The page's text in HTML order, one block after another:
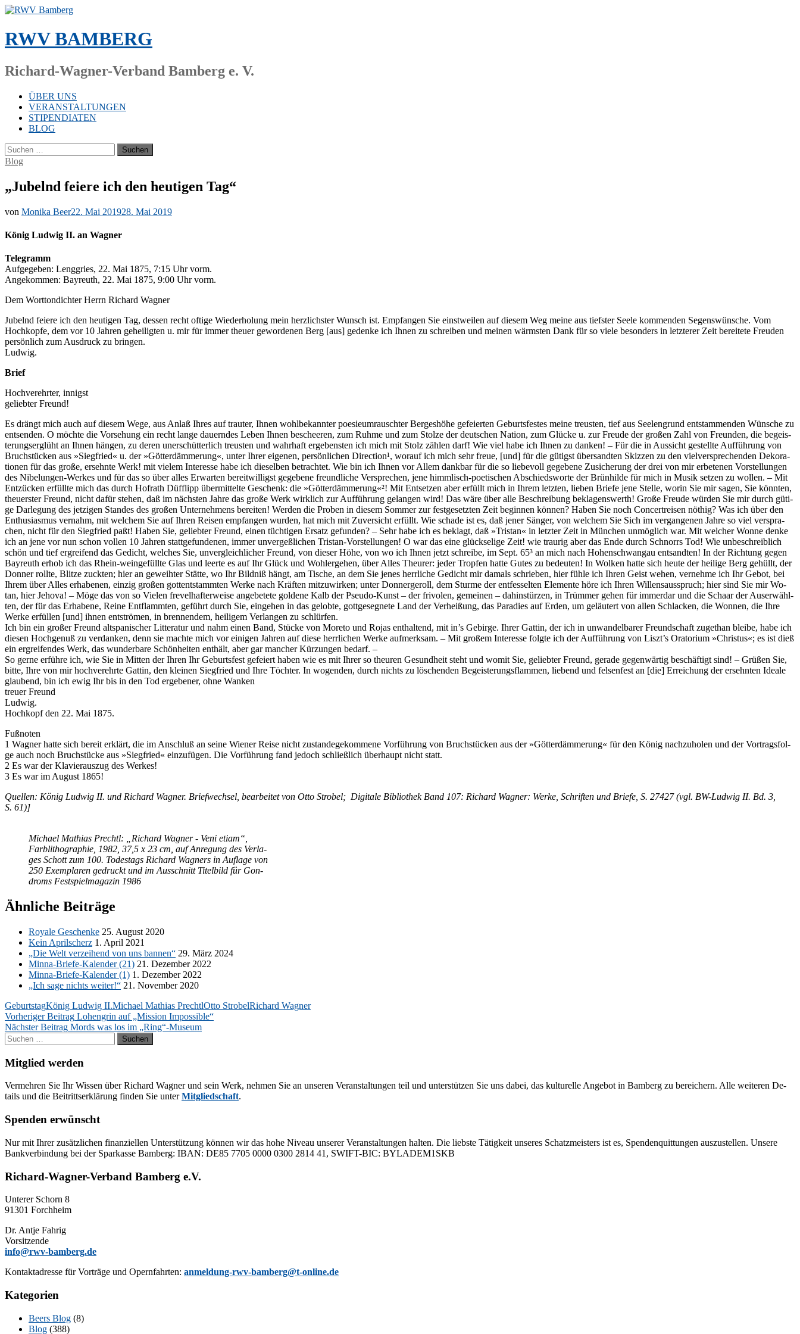
Zum
springen
RWV BAMBERG
Richard-Wagner-Verband Bamberg e. V.
ÜBER UNS
VERANSTALTUNGEN
STIPENDIATEN
BLOG
Suchen
nach:
Blog
„Jubelnd feiere ich den heutigen Tag“
von Monika Beer22. Mai 201928. Mai 2019
König Ludwig II. an Wagner
Te­le­gramm
Auf­ge­ge­ben: Leng­gries, 22. Mai 1875, 7:15 Uhr vorm.
An­ge­kom­men: Bay­reuth, 22. Mai 1875, 9:00 Uhr vorm.
Dem Wort­ton­dich­ter Herrn Ri­chard Wagner
Ju­belnd feie­re ich den heu­ti­gen Tag, des­sen recht of­ti­ge Wie­der­ho­lung mein herz­lichs­ter Wunsch ist. Emp­fan­gen Sie einst­wei­len auf die­sem Weg mei­ne aus tiefs­ter See­le kom­men­den Se­gens­wün­sche. Vom
Hoch­kop­fe, dem vor 10 Jah­ren ge­hei­lig­ten u. mir für im­mer theu­er ge­wor­de­nen Berg [aus] ge­den­ke ich Ih­nen zu schrei­ben und mei­nen wärms­ten Dank für so vie­le be­son­ders in letz­te­rer Zeit be­rei­te­te Freu­den
per­sön­lich zum Aus­druck zu bringen.
Ludwig.
Brief
Hoch­ver­ehr­ter, innigst
ge­lieb­ter Freund!
Es drängt mich auch auf die­sem Wege, aus An­laß Ih­res auf trau­ter, Ih­nen wohl­be­kann­ter poe­sie­um­rausch­ter Ber­ges­hö­he ge­fei­er­ten Ge­burts­fes­tes mei­ne treus­ten, tief aus See­len­grund ent­stam­men­den Wün­sche zu
ent­sen­den. O möch­te die Vor­se­hung ein recht lan­ge dau­ern­des Le­ben Ih­nen be­schee­ren, zum Ruh­me und zum Stol­ze der deut­schen Na­ti­on, zum Glü­cke u. zur Freu­de der gro­ßen Zahl von Freun­den, die be­geis­
te­rungs­er­glüht an Ih­nen hän­gen, zu de­ren un­er­schüt­ter­lich treus­ten und wahr­haft er­ge­bens­ten ich mich mit Stolz zäh­len darf! Wie viel habe ich Ih­nen zu dan­ken! – Für die in Aus­sicht ge­stell­te Auf­füh­rung von
Bruch­stü­cken aus »Sieg­fried« u. der »Göt­ter­däm­me­rung«, un­ter Ih­rer ei­ge­nen, per­sön­li­chen Di­rec­tion¹, wor­auf ich mich sehr freue, [und] für die gü­tigst über­sand­ten Skiz­zen zu den viel­ver­spre­chen­den De­ko­ra­
tio­nen für das gro­ße, er­sehn­te Werk! mit vie­lem In­ter­es­se habe ich die­sel­ben be­trach­tet. Wie bin ich Ih­nen vor Al­lem dank­bar für die so lie­be­voll ge­ge­be­ne Zu­si­che­rung der drei von mir er­be­te­nen Vor­stel­lun­gen
des Ni­be­lun­gen-Wer­kes und für das so über al­les Er­war­ten be­reit­wil­ligst ge­ge­be­ne freund­li­che Ver­spre­chen, jene himm­lisch-poe­ti­schen Ab­schieds­wor­te der Brün­hil­de für mich in Mu­sik set­zen zu wol­len. – Mit
Ent­zü­cken er­füll­te mich das durch Hof­rath Düf­f­lipp über­mit­tel­te Ge­schenk: die »Götterdämmerung«²! Mit Ent­set­zen aber er­füllt mich in Ih­rem letz­ten, lie­ben Brie­fe jene Stel­le, wor­in Sie mir sa­gen, Sie könn­ten,
theu­ers­ter Freund, nicht da­für ste­hen, daß im nächs­ten Jah­re das gro­ße Werk wirk­lich zur Auf­füh­rung ge­lan­gen wird! Das wäre über alle Be­schrei­bung be­kla­gens­werth! Gro­ße Freu­de wür­den Sie mir durch gü­ti­
ge Dar­le­gung des jet­zi­gen Stan­des des gro­ßen Un­ter­neh­mens be­rei­ten! Wer­den die Pro­ben in die­sem Som­mer zur fest­ge­setz­ten Zeit be­gin­nen kön­nen? Ha­ben Sie noch Con­cert­rei­sen nö­thig? Was ich über den
En­thu­si­as­mus ver­nahm, mit wel­chem Sie auf Ih­ren Rei­sen emp­fan­gen wur­den, hat mich mit Zu­ver­sicht er­füllt. Wie scha­de ist es, daß je­ner Sän­ger, von wel­chem Sie Sich im ver­gan­ge­nen Jah­re so viel ver­spra­
chen, nicht für den Sieg­fried paßt! Ha­ben Sie, ge­lieb­ter Freund, ei­nen tüch­ti­gen Er­satz ge­fun­den? – Sehr habe ich es be­klagt, daß »Tris­tan« in letz­ter Zeit in Mün­chen un­mög­lich war. Mit wel­cher Won­ne den­ke
ich an jene vor nun schon vol­len 10 Jah­ren statt­ge­fun­de­nen, im­mer un­ver­geß­li­chen Tris­tan-Vor­stel­lun­gen! O war das eine glück­se­li­ge Zeit! wie trau­rig aber das Ende durch Schnorrs Tod! Wie un­be­schreib­lich
schön und tief er­grei­fend das Ge­dicht, wel­ches Sie, un­ver­gleich­li­cher Freund, von die­ser Höhe, von wo ich Ih­nen jetzt schrei­be, im Sept. 65³ an mich nach Ho­hen­schwan­gau ent­sand­ten! In der Rich­tung ge­gen
Bay­reuth er­hob ich das Rhein-wein­ge­füll­te Glas und leer­te es auf Ihr Glück und Wohl­erge­hen, über Al­les Theu­rer: je­der Trop­fen hat­te Gu­tes zu be­deu­ten! In Wol­ken hat­te sich heu­te der hei­li­ge Berg ge­hüllt, der
Don­ner roll­te, Blit­ze zuck­ten; hier an ge­weih­ter Stät­te, wo Ihr Bild­niß hängt, am Ti­sche, an dem Sie je­nes herr­li­che Ge­dicht mir da­mals schrie­ben, hier füh­le ich Ih­ren Geist we­hen, ver­neh­me ich Ihr Ge­bot, bei
Ih­rem über Al­les er­ha­be­nen, ein­zig gro­ßen gottent­stamm­ten Wer­ke nach Kräf­ten mit­zu­wir­ken; un­ter Don­ner­ge­roll, dem Stur­me der ent­fes­sel­ten Ele­men­te höre ich Ih­ren Wil­lens­aus­spruch; hier sind Sie mir Wo­
tan, hier Je­ho­va! – Möge das von so Vie­len fre­vel­haf­ter­wei­se an­ge­be­te­te gol­de­ne Kalb der Pseu­do-Kunst – der fri­vo­len, ge­mei­nen – da­hin­stür­zen, in Trüm­mer ge­hen für im­mer­dar und die Schaar der Aus­er­wähl­
ten, der für das Er­ha­be­ne, Rei­ne Ent­flamm­ten, ge­führt durch Sie, ein­ge­hen in das ge­lob­te, gott­ge­seg­ne­te Land der Ver­hei­ßung, das Pa­ra­dies auf Er­den, um ge­läu­tert von al­len Schla­cken, die Won­nen, die Ihre
Wer­ke er­fül­len [und] ih­nen ent­strö­men, in bren­nen­dem, hei­li­gem Ver­lan­gen zu schlürfen.
Ich bin ein gro­ßer Freund alt­spa­ni­scher Lit­te­ra­tur und nahm ei­nen Band, Stü­cke von Mo­re­to und Ro­jas ent­hal­tend, mit in’s Ge­bir­ge. Ih­rer Gat­tin, der ich in un­wan­del­ba­rer Freund­schaft zu­gethan blei­be, habe ich
die­sen Hoch­ge­nuß zu ver­dan­ken, denn sie mach­te mich vor ei­ni­gen Jah­ren auf die­se herr­li­chen Wer­ke auf­merk­sam. – Mit gro­ßem In­ter­es­se folg­te ich der Auf­füh­rung von Liszt’s Ora­to­ri­um »Chris­tus«; es ist dieß
ein er­grei­fen­des Werk, das wun­der­ba­re Schön­hei­ten ent­hält, aber gar man­cher Kür­zun­gen bedarf. –
So ger­ne er­füh­re ich, wie Sie in Mit­ten der Ih­ren Ihr Ge­burts­fest ge­fei­ert ha­ben wie es mit Ih­rer so theu­ren Ge­sund­heit steht und wo­mit Sie, ge­lieb­ter Freund, ge­ra­de ge­gen­wär­tig be­schäf­tigt sind! – Grü­ßen Sie,
bit­te, Ihre von mir hoch­ver­ehr­te Gat­tin, den klei­nen Sieg­fried und Ihre Töch­ter. In wo­gen­den, durch nichts zu lö­schen­den Be­geis­te­rungs­flam­men, lie­bend und fel­sen­fest an [die] Er­rei­chung der er­sehn­ten Idea­le
glau­bend, bin ich ewig Ihr bis in den Tod er­ge­be­ner, ohne Wanken
treu­er Freund
Ludwig.
Hoch­kopf den 22. Mai 1875.
Fuß­no­ten
1 Wag­ner hat­te sich be­reit er­klärt, die im An­schluß an sei­ne Wie­ner Rei­se nicht zu­stan­de­ge­kom­me­ne Vor­füh­rung von Bruch­stü­cken aus der »Göt­ter­däm­me­rung« für den Kö­nig nach­zu­ho­len und der Vor­trags­fol­
ge auch noch Bruch­stü­cke aus »Sieg­fried« ein­zu­fü­gen. Die Vor­füh­rung fand je­doch schließ­lich über­haupt nicht statt.
2 Es war der Kla­vier­aus­zug des Werkes!
3 Es war im Au­gust 1865!
Quel­len: Kö­nig Lud­wig II. und Ri­chard Wag­ner. Brief­wech­sel, be­ar­bei­tet von Otto Stro­bel; Di­gi­ta­le Bi­blio­thek Band 107: Ri­chard Wag­ner: Wer­ke, Schrif­ten und Brie­fe, S. 27427 (vgl. BW-Lud­wig II. Bd. 3,
S. 61)]
Mi­cha­el Ma­thi­as Prechtl: „Ri­chard Wag­ner - Veni eti­am“,
Farb­li­tho­gra­phie, 1982, 37,5 x 23 cm, auf An­re­gung des Ver­la­
ges Schott zum 100. To­des­tags Ri­chard Wag­ners in Auf­la­ge von
250 Ex­em­pla­ren ge­druckt und im Aus­schnitt Ti­tel­bild für Gon­
droms Fest­spiel­ma­ga­zin 1986
Ähnliche Beiträge
Roya­le Ge­schen­ke 25. Au­gust 2020
Kein April­scherz 1. April 2021
„Die Welt ver­zei­hend von uns ban­nen“ 29. März 2024
Min­na-Brie­fe-Ka­len­der (21) 21. De­zem­ber 2022
Min­na-Brie­fe-Ka­len­der (1) 1. De­zem­ber 2022
„Ich sage nichts wei­ter!“ 21. No­vem­ber 2020
GeburtstagKönig Ludwig II.Michael Mathias PrechtlOtto StrobelRichard Wagner
Beitragsnavigation
Vorheriger Beitrag Lohengrin auf „Mission Impossible“
Nächster Beitrag Mords was los im „Ring“-Museum
Suchen
nach:
Mitglied werden
Ver­meh­ren Sie Ihr Wis­sen über Ri­chard Wag­ner und sein Werk, neh­men Sie an un­se­ren Ver­an­stal­tun­gen teil und un­ter­stüt­zen Sie uns da­bei, das kul­tu­rel­le An­ge­bot in Bam­berg zu be­rei­chern. Alle wei­te­ren De­
tails und die Bei­tritts­er­klä­rung fin­den Sie un­terMit­glied­schaft.
Spenden erwünscht
Nur mit Ih­rer zu­sätz­li­chen fi­nan­zi­el­len Un­ter­stüt­zung kön­nen wir das hohe Ni­veau un­se­rer Ver­an­stal­tun­gen hal­ten. Die liebs­te Tä­tig­keit un­se­res Schatz­meis­ters ist es, Spen­den­quit­tun­gen aus­zu­stel­len. Un­se­re
Bank­ver­bin­dung bei der Spar­kas­se Bam­berg: IBAN: DE85 7705 0000 0300 2814 41, SWIFT-BIC: BYLADEM1SKB
Richard-Wagner-Verband Bamberg e.V.
Un­te­rer Schorn 8
91301 Forchheim
Dr. Ant­je Fahrig
Vorsitzende
info@rwv-bamberg.de
Kon­takt­adres­se für Vor­trä­ge und Opern­fahr­ten: anmeldung-rwv-bamberg@t-online.de
Kategorien
Beers Blog (8)
Blog (388)